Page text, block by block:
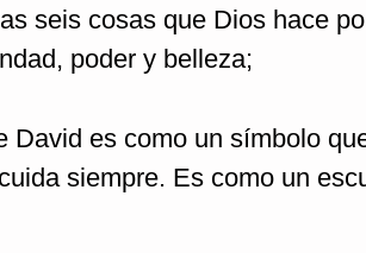
seis cosas que Dios hace
poder y belleza;
David es como un símbolo
siempre. Es como un